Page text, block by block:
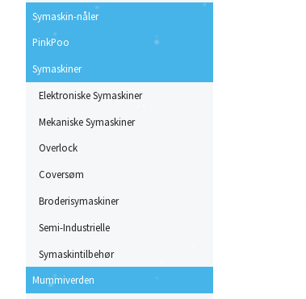
Symaskin-nåler
PinkPoo
Symaskiner
Elektroniske Symaskiner
Mekaniske Symaskiner
Overlock
Coversøm
Broderisymaskiner
Semi-Industrielle
Symaskintilbehør
Mummiverden